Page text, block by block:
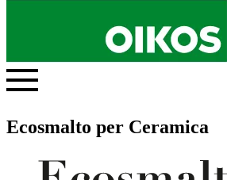
Ecosmalto per Ceramica